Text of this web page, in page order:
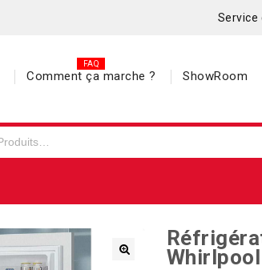
Service
Comment ça marche ? ShowRoom